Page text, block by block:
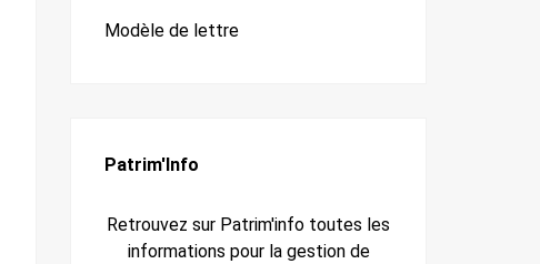
Modèle de lettre
Patrim'Info
Retrouvez sur Patrim'info toutes les
informations pour la gestion de